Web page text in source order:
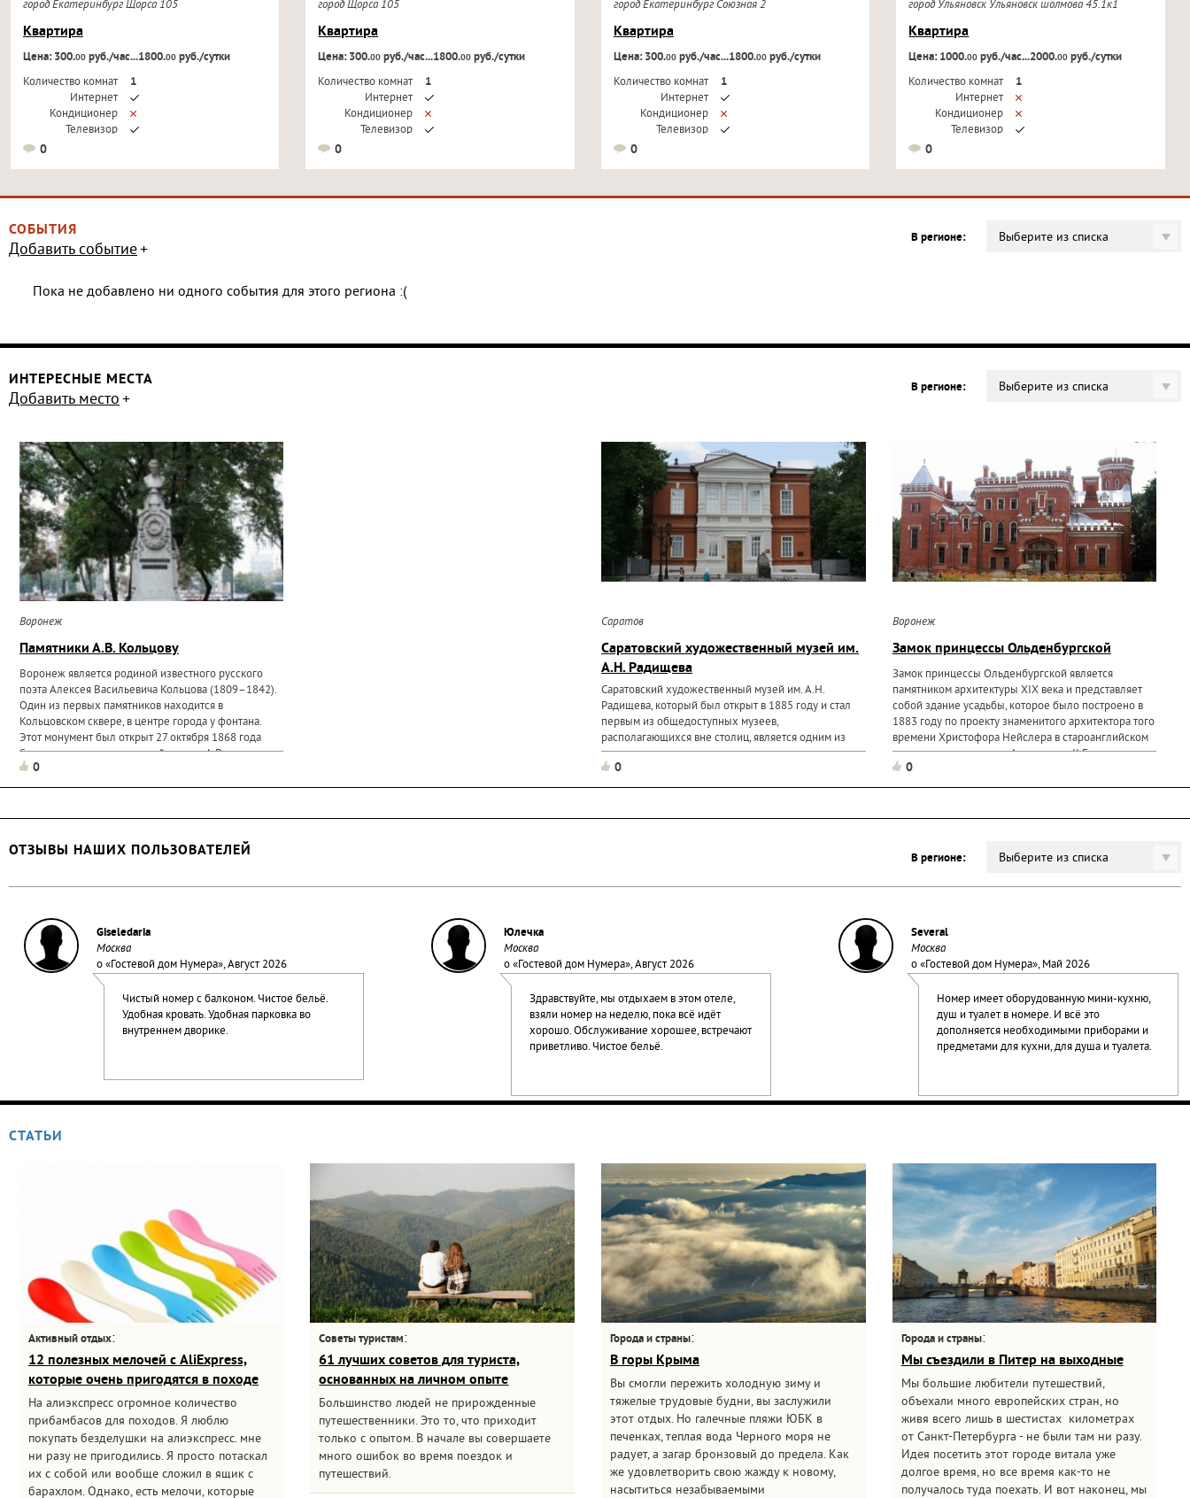
город Екатеринбург Щорса 105
Квартира
Цена: 300.00руб./час...1800.00руб./сутки
Количество комнат
1
Интернет
Кондиционер
Телевизор
0
город Щорса 105
Квартира
Цена: 300.00 руб./час...1800.00 руб./сутки
Количество комнат
1
Интернет
Кондиционер
Телевизор
0
город Екатеринбург Союзная 2
Квартира
Цена: 300.00руб./час...1800.00руб./сутки
Количество комнат
1
Интернет
Кондиционер
Телевизор
0
город Ульяновск Ульяновск шолмова 45.1к1
Квартира
Цена: 1000.00 руб./час...2000.00 руб./сутки
Количество комнат
1
Интернет
Кондиционер
Телевизор
0
СОБЫТИЯ
Добавить событие
В регионе: Выберите из списка
Пока не добавлено ни одного события для этого региона :(
ИНТЕРЕСНЫЕ МЕСТА
Добавить место
В регионе: Выберите из списка
Воронеж
Памятники А.В. Кольцову
Воронеж является родиной известного русского
поэта Алексея Васильевича Кольцова (1809–1842).
Один из первых памятников находится в
Кольцовском сквере, в центре города у фонтана.
Этот монумент был открыт 27 октября 1868 года
благодаря стараниям родной сестры А.В.
Андроновой после смерти поэта,
0
Саратов
Саратовский художественный музей им.
А.Н. Радищева
Саратовский художественный музей им. А.Н.
Радищева, который был открыт в 1885 году и стал
первым из общедоступных музеев,
располагающихся вне столиц, является одним из
самых крупных и значительных музеев провинции.
Основой коллекции послужил дар внука
А.Н.Радищева, художника А.П. Боголюбова. Первая
0
Воронеж
Замок принцессы Ольденбургской
Замок принцессы Ольденбургской является
памятником архитектуры XIX века и представляет
собой здание усадьбы, которое было построено в
1883 году по проекту знаменитого архитектора того
времени Христофора Нейслера в староанглийском
стиле для племянницы Александра II Евгении и ее
супруга...
0
ОТЗЫВЫ НАШИХ ПОЛЬЗОВАТЕЛЕЙ В регионе: Выберите из списка
Giseledaria
Москва
о «Гостевой дом Нумера», Август 2026
Чистый номер с балконом. Чистое бельё.
Удобная кровать. Удобная парковка во
внутреннем дворике.
Юлечка
Москва
о «Гостевой дом Нумера», Август 2026
Здравствуйте, мы отдыхаем в этом отеле,
взяли номер на неделю, пока всё идёт
хорошо. Обслуживание хорошее, встречают
приветливо. Чистое бельё.
Several
Москва
о «Гостевой дом Нумера», Май 2026
Номер имеет оборудованную мини-кухню,
душ и туалет в номере. И всё это
дополняется необходимыми приборами и
предметами для кухни, для душа и туалета.
СТАТЬИ
Активный отдых:
12 полезных мелочей с AliExpress,
которые очень пригодятся в походе
На алиэкспресс огромное количество
прибамбасов для походов. Я люблю
покупать безделушки на алиэкспресс. мне
ни разу не пригодились. Я просто потаскал
их с собой или вообще сложил в ящик с
барахлом. Однако, есть мелочи, которые
Советы туристам:
61 лучших советов для туриста,
основанных на личном опыте
Большинство людей не прирожденные
путешественники. Это то, что приходит
только с опытом. В начале вы совершаете
много ошибок во время поездок и
путешествий.
Города и страны:
В горы Крыма
Вы смогли пережить холодную зиму и
тяжелые трудовые будни, вы заслужили
этот отдых. Но галечные пляжи ЮБК в
печенках, теплая вода Черного моря не
радует, а загар бронзовый до предела. Как
же удовлетворить свою жажду к новому,
насытиться незабываемыми
Города и страны:
Мы съездили в Питер на выходные
Мы большие любители путешествий,
объехали много европейских стран, но
живя всего лишь в шестистах километрах
от Санкт-Петербурга - не были там ни разу.
Идея посетить этот городе витала уже
долгое время, но все время как-то не
получалось туда поехать. И вот наконец, мы